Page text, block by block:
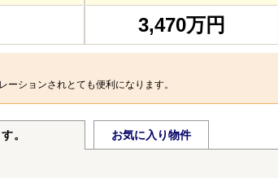
3,470万円
ションされとても便利になります。
。 お気に入り物件